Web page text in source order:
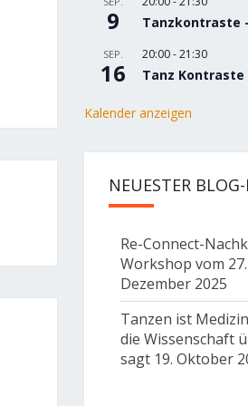
9 Tanzkontraste
SEP.
16
20:00-21:30
Tanz Kontraste
Kalender anzeigen
NEUESTER
Re-Connect-
Workshop vom
Dezember 2025
Tanzen ist
die Wissenschaft
sagt 19. Oktober